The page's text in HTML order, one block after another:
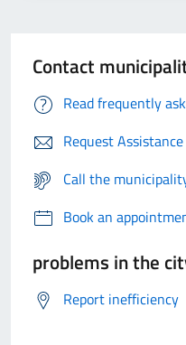
Contact
Read frequently
Request Assistance
Call the
Book an
problems in the
Report inefficiency